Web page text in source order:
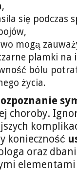
się podczas
mogą
plamki na
bólu
życia.
choroby.
konieczność
oraz